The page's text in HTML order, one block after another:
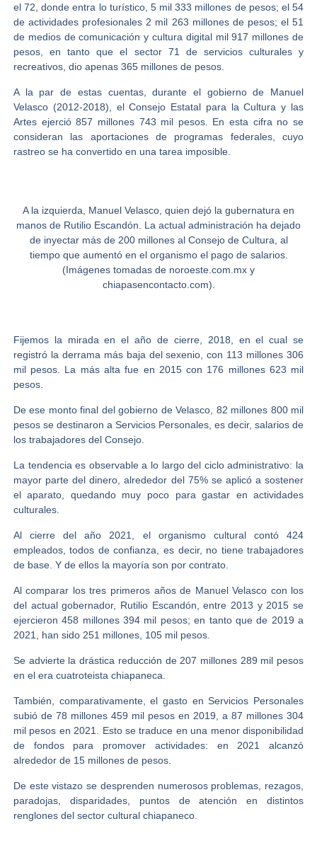
el 72, donde entra lo turístico, 5 mil 333 millones de pesos; el 54
de actividades profesionales 2 mil 263 millones de pesos; el 51
de medios de comunicación y cultura digital mil 917 millones de
pesos, en tanto que el sector 71 de servicios culturales y
recreativos, dio apenas 365 millones de pesos.
A la par de estas cuentas, durante el gobierno de Manuel
Velasco (2012-2018), el Consejo Estatal para la Cultura y las
Artes ejerció 857 millones 743 mil pesos. En esta cifra no se
consideran las aportaciones de programas federales, cuyo
rastreo se ha convertido en una tarea imposible.
A la izquierda, Manuel Velasco, quien dejó la gubernatura en
manos de Rutilio Escandón. La actual administración ha dejado
de inyectar más de 200 millones al Consejo de Cultura, al
tiempo que aumentó en el organismo el pago de salarios.
(Imágenes tomadas de noroeste.com.mx y
chiapasencontacto.com).
Fijemos la mirada en el año de cierre, 2018, en el cual se
registró la derrama más baja del sexenio, con 113 millones 306
mil pesos. La más alta fue en 2015 con 176 millones 623 mil
pesos.
De ese monto final del gobierno de Velasco, 82 millones 800 mil
pesos se destinaron a Servicios Personales, es decir, salarios de
los trabajadores del Consejo.
La tendencia es observable a lo largo del ciclo administrativo: la
mayor parte del dinero, alrededor del 75% se aplicó a sostener
el aparato, quedando muy poco para gastar en actividades
culturales.
Al cierre del año 2021, el organismo cultural contó 424
empleados, todos de confianza, es decir, no tiene trabajadores
de base. Y de ellos la mayoría son por contrato.
Al comparar los tres primeros años de Manuel Velasco con los
del actual gobernador, Rutilio Escandón, entre 2013 y 2015 se
ejercieron 458 millones 394 mil pesos; en tanto que de 2019 a
2021, han sido 251 millones, 105 mil pesos.
Se advierte la drástica reducción de 207 millones 289 mil pesos
en el era cuatroteista chiapaneca.
También, comparativamente, el gasto en Servicios Personales
subió de 78 millones 459 mil pesos en 2019, a 87 millones 304
mil pesos en 2021. Esto se traduce en una menor disponibilidad
de fondos para promover actividades: en 2021 alcanzó
alrededor de 15 millones de pesos.
De este vistazo se desprenden numerosos problemas, rezagos,
paradojas, disparidades, puntos de atención en distintos
renglones del sector cultural chiapaneco.